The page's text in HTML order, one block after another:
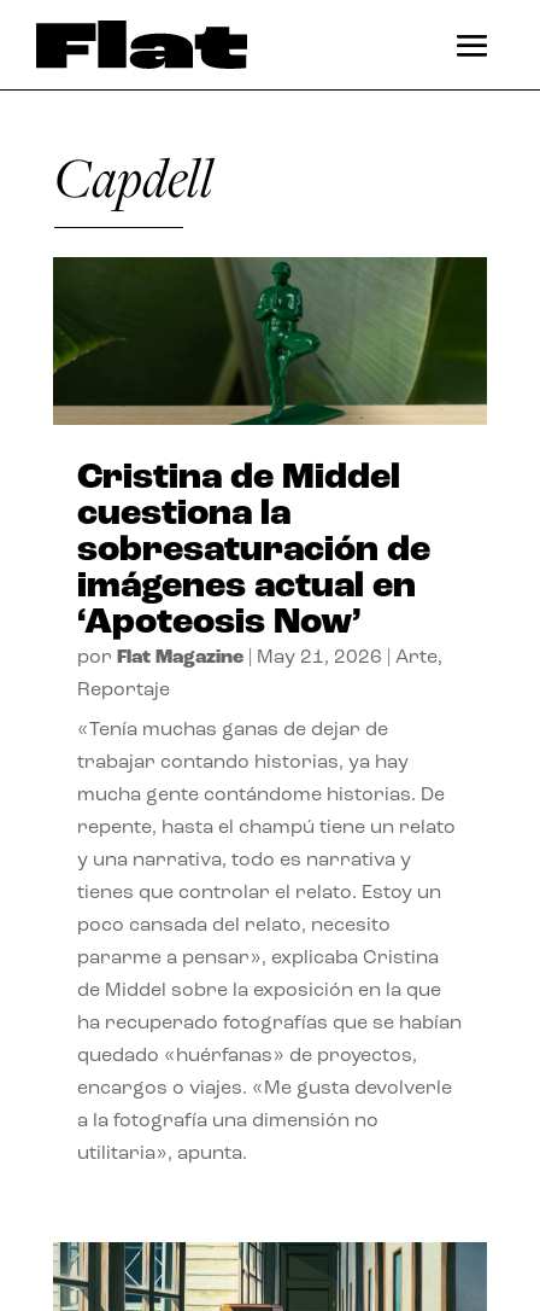
Capdell
Cristina de Middel
cuestiona la
sobresaturación de
imágenes actual en
‘Apoteosis Now’
por Flat Magazine| May 21, 2026 Arte,
Reportaje
«Tenía muchas ganas de dejar de
trabajar contando historias, ya hay
mucha gente contándome historias. De
repente, hasta el champú tiene un relato
y una narrativa, todo es narrativa y
tienes que controlar el relato. Estoy un
poco cansada del relato, necesito
pararme a pensar», explicaba Cristina
de Middel sobre la exposición en la que
ha recuperado fotografías que se habían
quedado «huérfanas» de proyectos,
encargos o viajes. «Me gusta devolverle
a la fotografía una dimensión no
utilitaria», apunta.